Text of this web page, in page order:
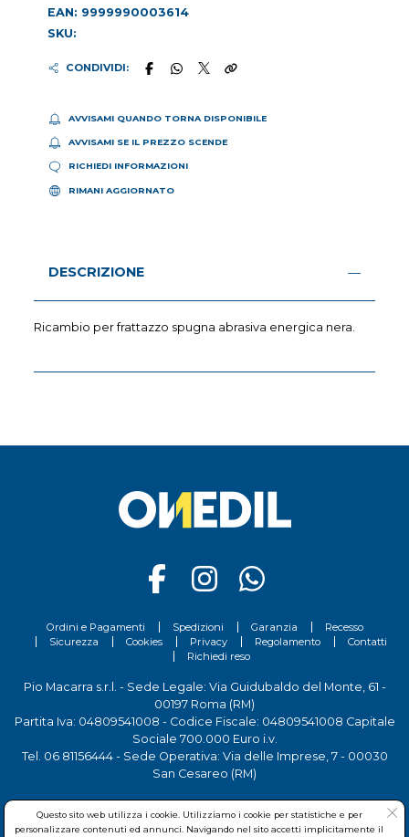
EAN: 9999990003614
SKU:
CONDIVIDI:
AVVISAMI QUANDO TORNA DISPONIBILE
AVVISAMI SE IL PREZZO SCENDE
RICHIEDI INFORMAZIONI
RIMANI AGGIORNATO
DESCRIZIONE
Ricambio per frattazzo spugna abrasiva energica nera.
Ordini e Pagamenti Spedizioni Garanzia
Recesso
Sicurezza
Cookies Privacy Regolamento
Contatti
Richiedi reso
Pio Macarra s.r.l. - Sede Legale: Via Guidubaldo del Monte, 61 -
00197 Roma (RM)
Partita Iva: 04809541008 - Codice Fiscale: 04809541008 Capitale
Sociale 700.000 Euro i.v.
Tel. 06 81156444- Sede Operativa: Via delle Imprese, 7 - 00030
San Cesareo (RM)
Questo sito web utilizza i cookie. Utilizziamo i cookie per statistiche e per
personalizzare contenuti ed annunci. Navigando nel sito accetti implicitamente il